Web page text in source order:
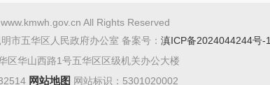
All Rights Reserved
市五华区人民政府办公室 备案号： 滇ICP备2024044244号-1
区华山西路1号五华区区级机关办公大楼
网站地图 网站标识：5301020002